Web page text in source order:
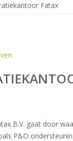
Fatax
B.V. gaat door
P&O